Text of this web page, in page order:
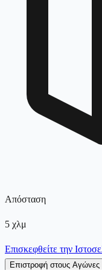
Απόσταση
5 χλμ
Επισκεφθείτε την
Επιστροφή στους Αγώνες